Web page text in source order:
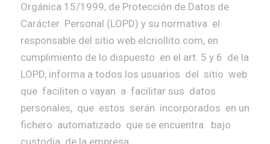
Orgánica 15/1999, de Protección de Datos de
Carácter Personal (LOPD) y su normativa el
responsable del sitio web elcriollito.com, en
cumplimiento de lo dispuesto en el art. 5 y 6 de la
LOPD, informa a todos los usuarios del sitio web
que faciliten o vayan a facilitar sus datos
personales, que estos serán incorporados en un
fichero automatizado que se encuentra bajo